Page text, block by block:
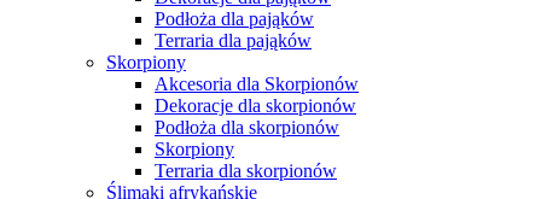
Podłoża dla pająków
Terraria dla pająków
Skorpiony
Akcesoria dla Skorpionów
Dekoracje dla skorpionów
Podłoża dla skorpionów
Skorpiony
Terraria dla skorpionów
Ślimaki afrykańskie